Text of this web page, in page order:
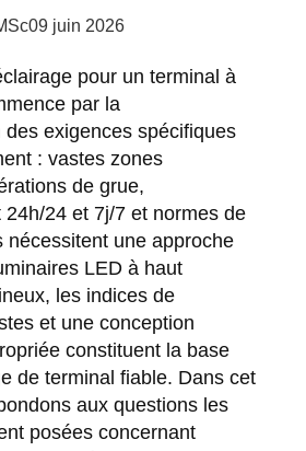
09 juin 2026
pour un terminal à
par la
exigences spécifiques
: vastes zones
de grue,
24 et 7j/7 et normes de
nécessitent une approche
LED à haut
les indices de
et une conception
constituent la base
de terminal fiable. Dans cet
aux questions les
posées concernant